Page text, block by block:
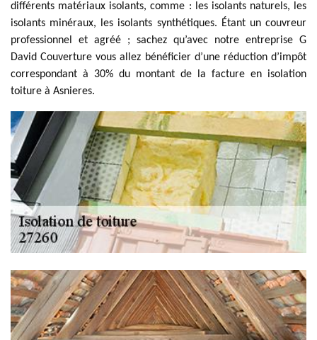
différents matériaux isolants, comme : les isolants naturels, les
isolants minéraux, les isolants synthétiques. Étant un couvreur
professionnel et agréé ; sachez qu’avec notre entreprise G
David Couverture vous allez bénéficier d’une réduction d’impôt
correspondant à 30% du montant de la facture en isolation
toiture à Asnieres.